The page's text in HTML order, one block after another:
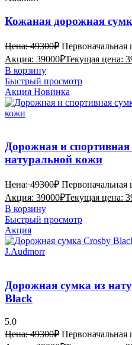
Кожаная дорожная
Цена:49300₽ Первоначальная
Акция: 39000₽Текущая цена:
В корзину
Быстрый просмотр
Акция Новинка
Дорожная и
натуральной кожи
Цена:49300₽ Первоначальная
Акция: 39000₽Текущая цена:
В корзину
Быстрый просмотр
Акция
Дорожная сумка из
Black
5.0
Цена:49300₽ Первоначальная